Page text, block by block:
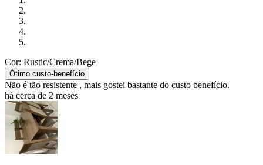
Cor: Rustic/Crema/Bege
Ótimo custo-benefício
Não é tão resistente , mais gostei bastante do custo benefício.
há cerca de 2 meses